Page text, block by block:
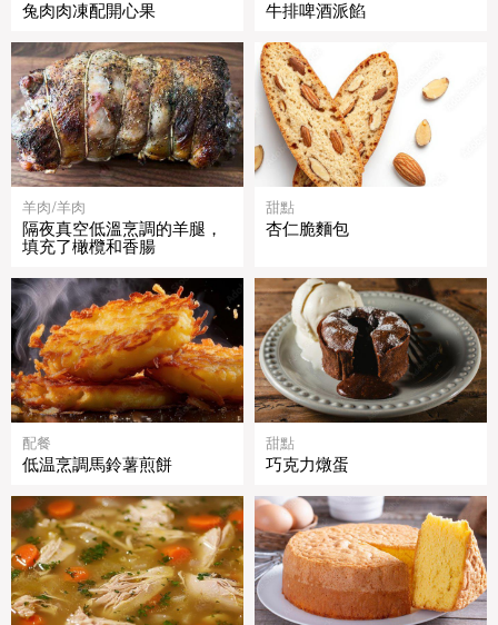
兔肉肉凍配開心果 牛排啤酒派餡
羊肉/羊肉
隔夜真空低溫烹調的羊腿，
填充了橄欖和香腸
甜點
杏仁脆麵包
配餐
低温烹調馬鈴薯煎餅
甜點
巧克力燉蛋